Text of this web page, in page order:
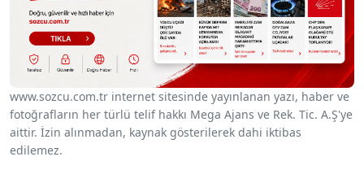
www.sozcu.com.tr internet sitesinde yayınlanan yazı, haber ve
fotoğrafların her türlü telif hakkı Mega Ajans ve Rek. Tic. A.Ş'ye
aittir. İzin alınmadan, kaynak gösterilerek dahi iktibas
edilemez.